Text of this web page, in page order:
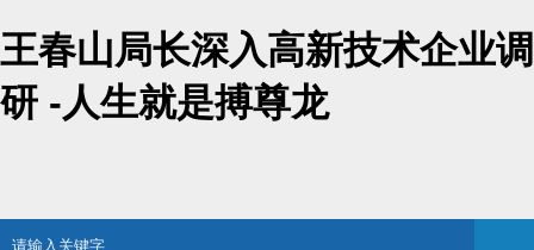
王春山局长深入高新技术企业调
研 -人生就是搏尊龙